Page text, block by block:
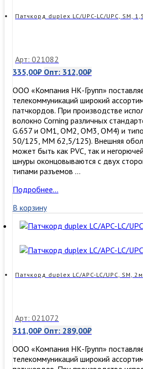
Патчкорд duplex LC/UPC-LC/UPC, SM,
Арт: 021082
335,00₽ Опт: 312,00₽
ООО «Компания НК-Групп»
телекоммуникаций широкий
патчкордов. При производстве
волокно Corning различных
G.657 и OM1, OM2, OM3, ОМ4) и
50/125, MM 62,5/125). Внешняя
может быть как PVC, так и
шнуры оконцовываются с двух
типами разъемов …
Патчкорд
LC/UPC-
LC/UPC,
SM,
Подробнее…
В корзину
Патчкорд duplex LC/APC-LC/UPC, SM, 2м
Арт: 021072
311,00₽ Опт: 289,00₽
ООО «Компания НК-Групп»
телекоммуникаций широкий